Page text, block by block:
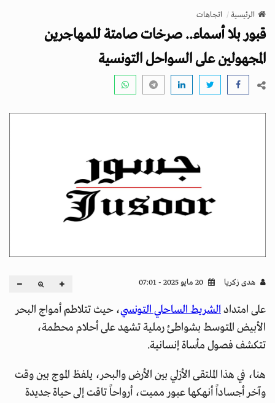
v
g
a
n
الرئيسية اتجاهات
قبور بلا أسماء.. صرخات صامتة للمهاجرين
المجهولين على السواحل التونسية
هدى زكريا
على امتدادالشريط الساحلي التونسي، حيث تتلاطم أمواج البحر
الأبيض المتوسط بشواطئ رملية تشهد على أحلام محطمة،
تتكشف فصول مأساة إنسانية.
هنا، في هذا الملتقى الأزلي بين الأرض والبحر، يلفظ الموج بين وقت
وآخر أجساداً أنهكها عبور مميت، أرواحاً تاقت إلى حياة جديدة